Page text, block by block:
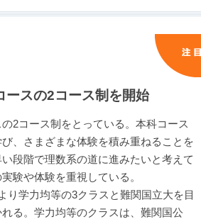
ースの2コース制を開始
2コース制をとっている。本科コース
、さまざまな体験を積み重ねることを
段階で理数系の道に進みたいと考えて
験や体験を重視している。
り学力均等の3クラスと難関国立大を目
る。学力均等のクラスは、難関国公